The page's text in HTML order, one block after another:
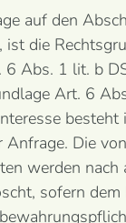
auf den
ist die
Abs. 1 lit. b
Art. 6
besteht
Anfrage. Die
werden nach
sofern dem